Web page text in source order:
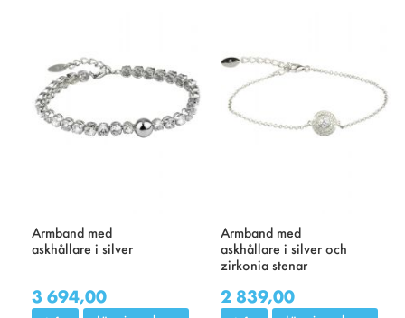
Armband med
askhållare i silver
3 694,00
Armband med
askhållare i silver och
zirkonia stenar
2 839,00